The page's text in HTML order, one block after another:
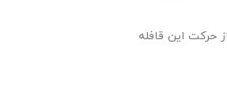
حرکت این قافله